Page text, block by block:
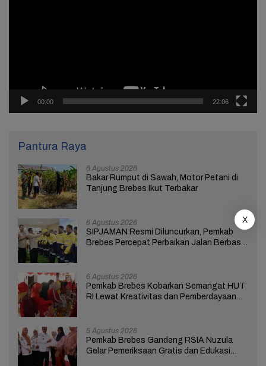
00:00 22:06
Pantura Raya
6 Agustus 2026
Bakar Rumput di Sawah, Motor Petani di
Tanjung Brebes Ikut Terbakar
6 Agustus 2026
SIPJAMAN Resmi Diluncurkan, Pemkab
Brebes Percepat Perbaikan Jalan Berbasis
6 Agustus 2026
Pemkab Brebes Kobarkan Semangat HUT
RI Lewat Kreativitas dan Pemberdayaan
5 Agustus 2026
Pemkab Brebes Gandeng RSIA Nuzula
Gelar Pemeriksaan Gratis dan Edukasi
X